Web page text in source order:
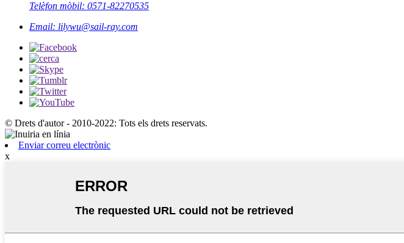
Telèfon mòbil: 0571-82270535
Email: lilywu@sail-ray.com
© Drets d'autor - 2010-2022: Tots els drets reservats.
Enviar correu electrònic
x